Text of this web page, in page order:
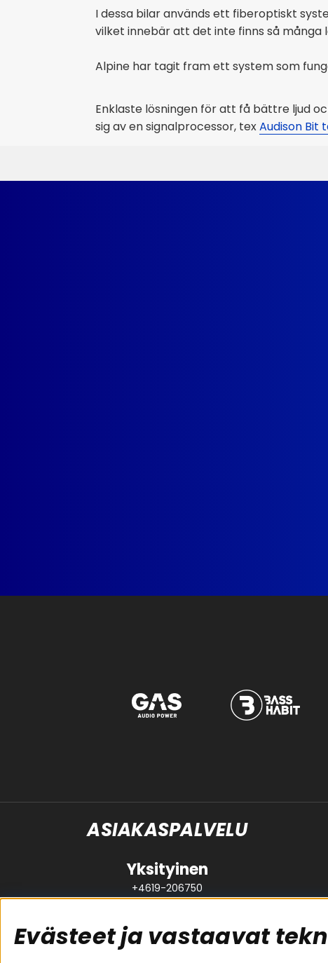
I dessa bilar används ett fiberoptiskt
vilket innebär att det inte finns så många
Alpine har tagit fram ett system som
Enklaste lösningen för att få bättre ljud
sig av en signalprocessor, texAudison Bit
ASIAKASPALVELU
Yksityinen
+4619-206750
support@brl.se
Evästeet ja vastaavat